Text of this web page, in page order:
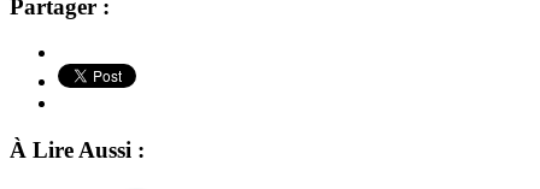
Partager :
À Lire Aussi :